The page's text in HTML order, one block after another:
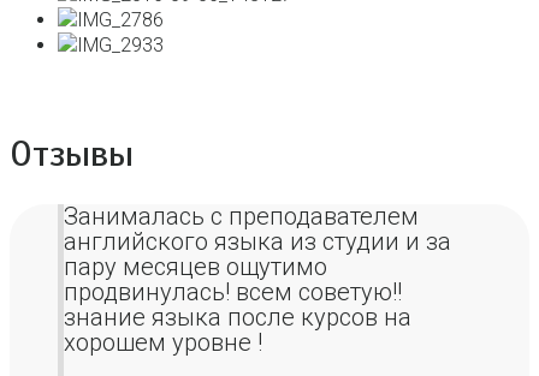
Отзывы
Занималась с преподавателем
английского языка из студии и за
пару месяцев ощутимо
продвинулась! всем советую!!
знание языка после курсов на
хорошем уровне !